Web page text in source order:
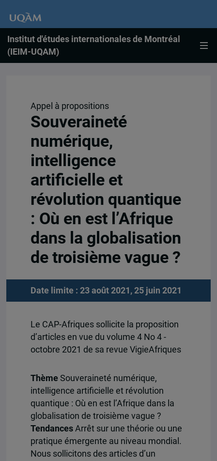
Institut d'études internationales de Montréal
(IEIM-UQAM)
Appel à propositions
Souveraineté
numérique,
intelligence
artificielle et
révolution quantique
: Où en est l’Afrique
dans la globalisation
de troisième vague ?
Date limite : 23 août 2021, 25 juin 2021
Le CAP-Afriques sollicite la proposition
d’articles en vue du volume 4 No 4 -
octobre 2021 de sa revue VigieAfriques
ThèmeSouveraineté numérique,
intelligence artificielle et révolution
quantique : Où en est l’Afrique dans la
globalisation de troisième vague ?
TendancesArrêt sur une théorie ou une
pratique émergente au niveau mondial.
Nous sollicitons des articles d’un